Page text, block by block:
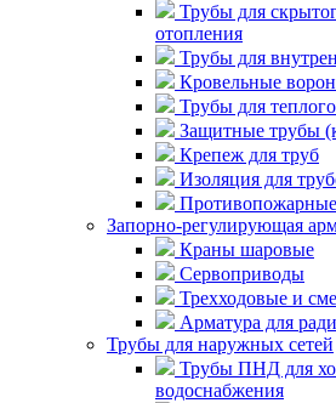
Трубы для
отопления
Трубы для
Кровельные
Трубы для
Защитные трубы
Крепеж для труб
Изоляция для
Запорно-регулирующая
Краны шаровые
Сервоприводы
Трехходовые и
Арматура для
Трубы для наружных сетей
Трубы ПНД для
водоснабжения